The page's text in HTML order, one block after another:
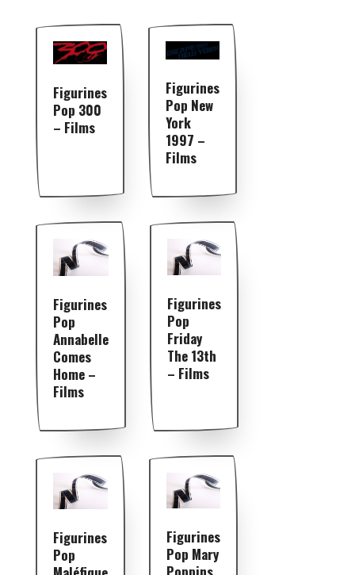
Figurines
Pop 300
– Films
Figurines
Pop New
York
1997 –
Films
Figurines
Pop
Annabelle
Comes
Home –
Films
Figurines
Pop
Friday
The 13th
– Films
Figurines
Pop
Figurines
Pop Mary